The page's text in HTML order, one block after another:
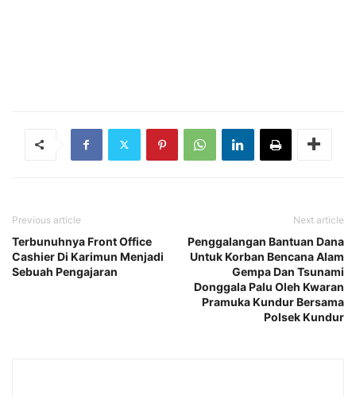
Previous article
Terbunuhnya Front Office
Cashier Di Karimun Menjadi
Sebuah Pengajaran
Next article
Penggalangan Bantuan Dana
Untuk Korban Bencana Alam
Gempa Dan Tsunami
Donggala Palu Oleh Kwaran
Pramuka Kundur Bersama
Polsek Kundur